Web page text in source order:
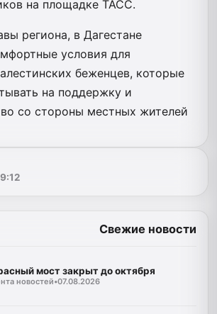
на площадке ТАСС.
региона, в Дагестане
условия для
беженцев, которые
на поддержку и
со стороны местных жителей
Свежие новости
мост закрыт до октября
новостей•07.08.2026